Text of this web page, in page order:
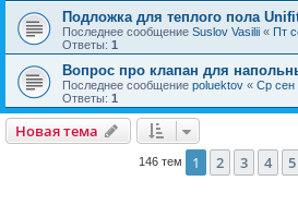
Подложка для теплого пола
Последнее сообщение Suslov Vasilii « Пт
Ответы: 1
Вопрос про клапан для
Последнее сообщение poluektov « Ср сен
Ответы: 1
Новая тема
146 тем 1 2 3 4 5